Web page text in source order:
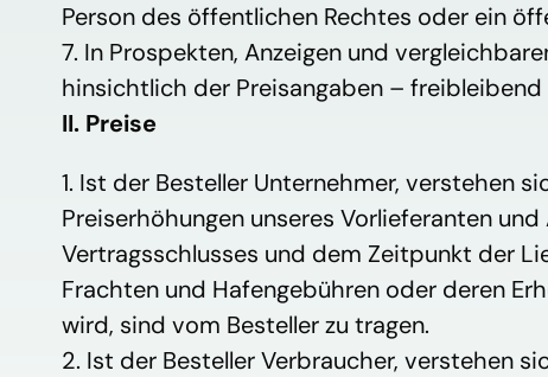
Person des öffentlichen Rechtes oder ein
7. In Prospekten, Anzeigen und
hinsichtlich der Preisangaben –
II. Preise
1. Ist der Besteller Unternehmer, verstehen
Preiserhöhungen unseres Vorlieferanten
Vertragsschlusses und dem Zeitpunkt der
Frachten und Hafengebühren oder deren
wird, sind vom Besteller zu tragen.
2. Ist der Besteller Verbraucher, verstehen